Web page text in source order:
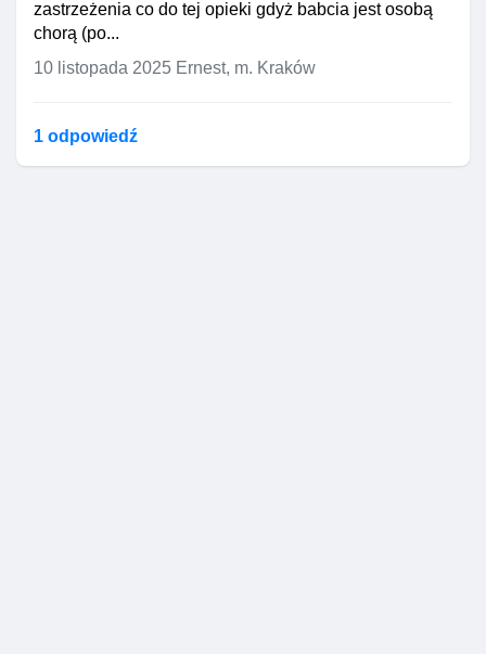
zastrzeżenia co do tej opieki gdyż babcia jest osobą
chorą (po...
10 listopada 2025 Ernest, m. Kraków
1 odpowiedź